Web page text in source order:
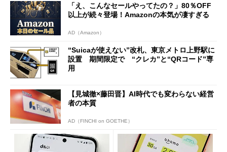
「え、こんなセールやってたの？」80％OFF
以上が続々登場！Amazonの本気が凄すぎる
AD（Amazon）
“Suicaが使えない”改札、東京メトロ上野駅に
設置 期間限定で “クレカ”と“QRコード”専
用
【見城徹×藤田晋】AI時代でも変わらない経営
者の本質
AD（FINCHI on GOETHE）